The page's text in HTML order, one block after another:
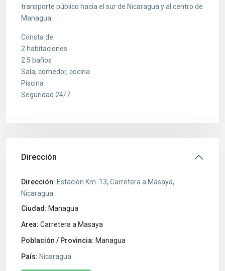
transporte público hacia el sur de Nicaragua y al centro de
Managua
Consta de
2 habitaciones
2.5 baños
Sala, comedor, cocina
Piscina
Seguridad 24/7
Dirección
Dirección: Estación Km. 13, Carretera a Masaya,
Nicaragua
Ciudad: Managua
Area: Carretera a Masaya
Población / Provincia: Managua
País: Nicaragua